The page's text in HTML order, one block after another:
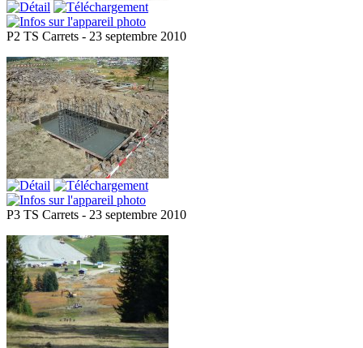
P2 TS Carrets - 23 septembre 2010
P3 TS Carrets - 23 septembre 2010